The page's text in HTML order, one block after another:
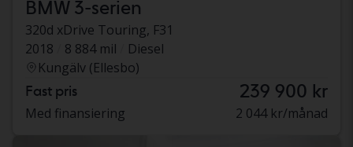
BMW 3-serien
320d xDrive Touring, F31
2018
8 884 mil
Diesel
Kungälv (Ellesbo)
Fast pris 239 900 kr
Med finansiering 2 044 kr/månad